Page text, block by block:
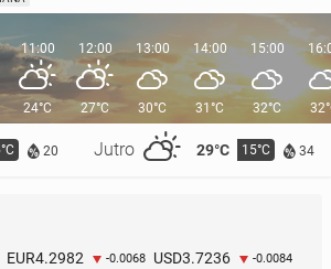
20 Jutro 29°C 15°C 34
11:00
24°C
12:00
27°C
13:00
30°C
14:00
31°C
15:00
32°C
EUR4.2982 -0.0068 USD3.7236 -0.0084